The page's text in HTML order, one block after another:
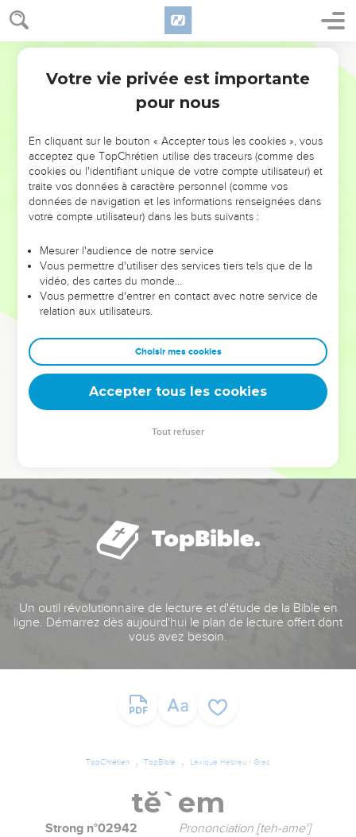
NE MANQUEZ PAS L’ÉVÉNEMENT
DE L’ANNÉE !
ET SI LEURS ERREURS POUVAIENT VOUS ÉVITER LES
VOTRES ?
leur foi ou leur vision. Mais on voit moins les doutes, les erreurs
et les saisons difficiles qu'ils ont traversés, alors même que ce
sont elles qui les ont façonnés.
Dans cette conférence, leaders, entrepreneurs, et responsables
clés pour avancer avec plus de sagesse afin que leurs erreurs
deviennent vos tremplins. Que vous guidiez un ministère, une
équipe, un groupe ou une famille, leur expérience est faite
Un outil révolutionnaire de lecture et d'étude de la Bible en
ligne. Démarrez dès aujourd'hui le plan de lecture offert dont
vous avez besoin.
TopChrétien TopBible Lexique Hébreu / Grec
tĕ`em
Strong n°02942 Prononciation [teh-ame']
Votre vie privée est importante
pour nous
En cliquant sur le bouton « Accepter tous les cookies », vous
acceptez que TopChrétien utilise des traceurs (comme des
cookies ou l'identifiant unique de votre compte utilisateur) et
traite vos données à caractère personnel (comme vos
données de navigation et les informations renseignées dans
votre compte utilisateur) dans les buts suivants :
Mesurer l'audience de notre service
Vous permettre d'utiliser des services tiers tels que de la
vidéo, des cartes du monde…
Vous permettre d'entrer en contact avec notre service de
relation aux utilisateurs.
Choisir mes cookies
Accepter tous les cookies
Tout refuser